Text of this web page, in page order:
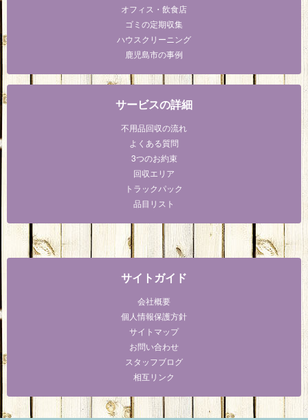
オフィス・飲食店
ゴミの定期収集
ハウスクリーニング
鹿児島市の事例
サービスの詳細
不用品回収の流れ
よくある質問
3つのお約束
回収エリア
トラックパック
品目リスト
サイトガイド
会社概要
個人情報保護方針
サイトマップ
お問い合わせ
スタッフブログ
相互リンク